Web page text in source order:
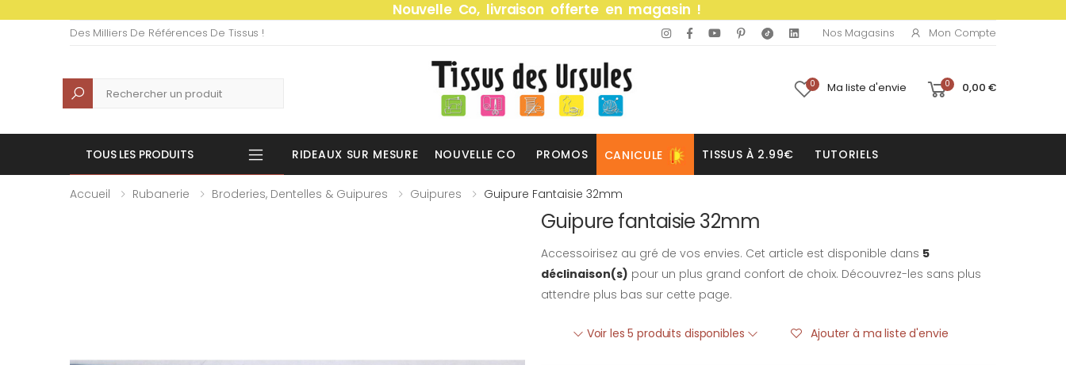
Nouvelle Co, livraison offerte en magasin !
Des Milliers De Références De Tissus ! Nos Magasins Mon Compte
Recherche 0 Ma liste d'envie 0 0,00 €
TOUS LES PRODUITS RIDEAUX SUR MESURE NOUVELLE CO PROMOS CANICULE TISSUS À 2.99€ TUTORIELS
Accueil Rubanerie Broderies, Dentelles & Guipures Guipures Guipure Fantaisie 32mm
Guipure fantaisie 32mm
Accessoirisez au gré de vos envies. Cet article est disponible dans 5
déclinaison(s) pour un plus grand confort de choix. Découvrez-les sans plus
attendre plus bas sur cette page.
Voir les 5 produits disponibles Ajouter à ma liste d'envie